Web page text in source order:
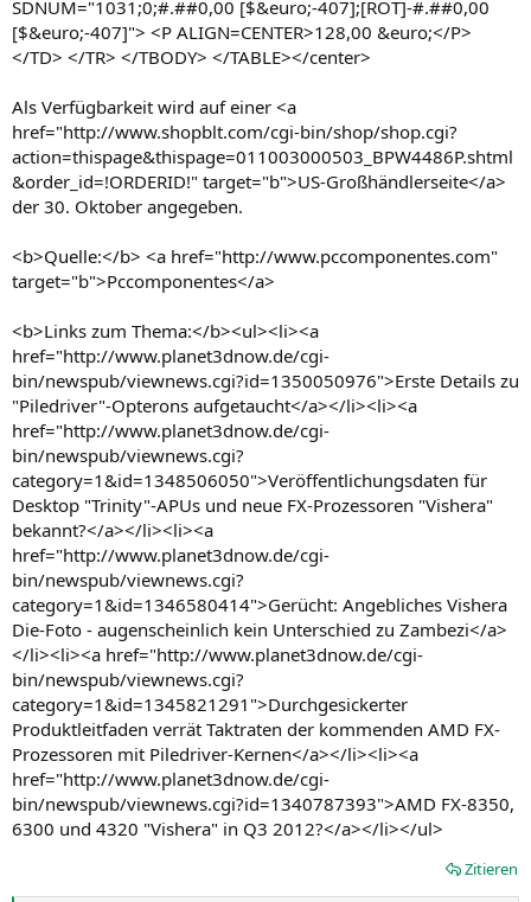
SDNUM="1031;0;#.##0,00 [$&euro;-407];[ROT]-#.##0,00
[$&euro;-407]"> <P ALIGN=CENTER>128,00 &euro;</P>
</TD> </TR> </TBODY> </TABLE></center>
Als Verfügbarkeit wird auf einer <a
href="http://www.shopblt.com/cgi-bin/shop/shop.cgi?
action=thispage&thispage=011003000503_BPW4486P.shtml
&order_id=!ORDERID!" target="b">US-Großhändlerseite</a>
der 30. Oktober angegeben.
<b>Quelle:</b> <a href="http://www.pccomponentes.com"
target="b">Pccomponentes</a>
<b>Links zum Thema:</b><ul><li><a
href="http://www.planet3dnow.de/cgi-
bin/newspub/viewnews.cgi?id=1350050976">Erste Details zu
"Piledriver"-Opterons aufgetaucht</a></li><li><a
href="http://www.planet3dnow.de/cgi-
bin/newspub/viewnews.cgi?
category=1&id=1348506050">Veröffentlichungsdaten für
Desktop "Trinity"-APUs und neue FX-Prozessoren "Vishera"
bekannt?</a></li><li><a
href="http://www.planet3dnow.de/cgi-
bin/newspub/viewnews.cgi?
category=1&id=1346580414">Gerücht: Angebliches Vishera
Die-Foto - augenscheinlich kein Unterschied zu Zambezi</a>
</li><li><a href="http://www.planet3dnow.de/cgi-
bin/newspub/viewnews.cgi?
category=1&id=1345821291">Durchgesickerter
Produktleitfaden verrät Taktraten der kommenden AMD FX-
Prozessoren mit Piledriver-Kernen</a></li><li><a
href="http://www.planet3dnow.de/cgi-
bin/newspub/viewnews.cgi?id=1340787393">AMD FX-8350,
6300 und 4320 "Vishera" in Q3 2012?</a></li></ul>
Zitieren